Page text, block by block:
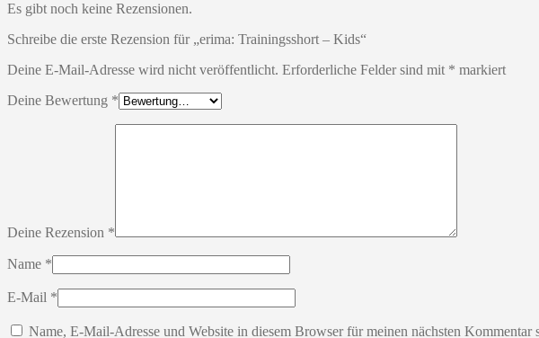
Es gibt noch keine Rezensionen.
Schreibe die erste Rezension für „erima: Trainingsshort – Kids“
Deine E-Mail-Adresse wird nicht veröffentlicht. Erforderliche Felder sind mit * markiert
Deine Bewertung *
Deine Rezension *
Name *
E-Mail *
Name, E-Mail-Adresse und Website in diesem Browser für meinen nächsten Kommentar